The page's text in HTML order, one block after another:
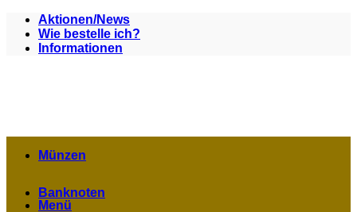
Zum
Inhalt
springen
Aktionen/News
Wie bestelle ich?
Informationen
Menü
Münzen
Banknoten